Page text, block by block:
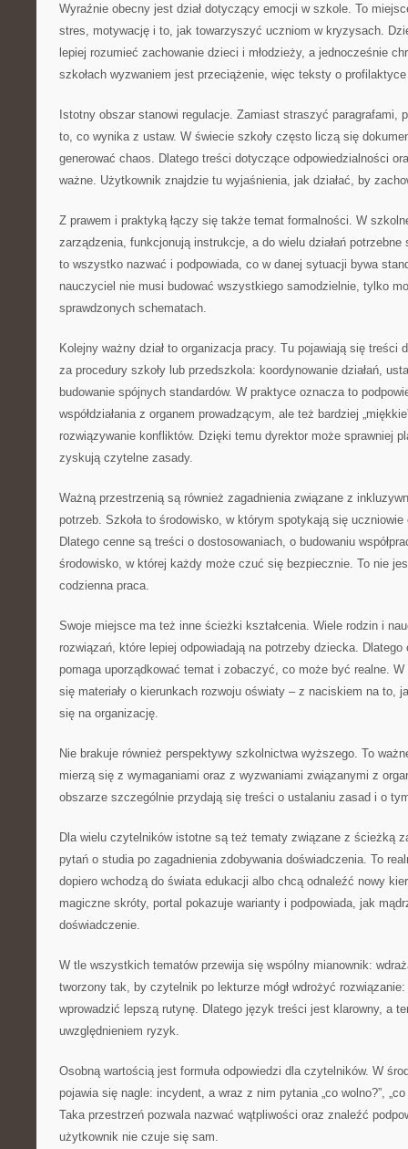
Wyraźnie obecny jest dział dotyczący emocji w szkole. To
stres, motywację i to, jak towarzyszyć uczniom w kryzysach.
lepiej rozumieć zachowanie dzieci i młodzieży, a jednocześnie
szkołach wyzwaniem jest przeciążenie, więc teksty o
Istotny obszar stanowi regulacje. Zamiast straszyć paragrafami,
to, co wynika z ustaw. W świecie szkoły często liczą się
generować chaos. Dlatego treści dotyczące odpowiedzialności
ważne. Użytkownik znajdzie tu wyjaśnienia, jak działać, by
Z prawem i praktyką łączy się także temat formalności. W
zarządzenia, funkcjonują instrukcje, a do wielu działań
to wszystko nazwać i podpowiada, co w danej sytuacji bywa
nauczyciel nie musi budować wszystkiego samodzielnie, tylko
sprawdzonych schematach.
Kolejny ważny dział to organizacja pracy. Tu pojawiają się treści
za procedury szkoły lub przedszkola: koordynowanie działań,
budowanie spójnych standardów. W praktyce oznacza to
współdziałania z organem prowadzącym, ale też bardziej
rozwiązywanie konfliktów. Dzięki temu dyrektor może sprawniej
zyskują czytelne zasady.
Ważną przestrzenią są również zagadnienia związane z
potrzeb. Szkoła to środowisko, w którym spotykają się
Dlatego cenne są treści o dostosowaniach, o budowaniu
środowisko, w której każdy może czuć się bezpiecznie. To nie
codzienna praca.
Swoje miejsce ma też inne ścieżki kształcenia. Wiele rodzin i
rozwiązań, które lepiej odpowiadają na potrzeby dziecka.
pomaga uporządkować temat i zobaczyć, co może być realne. W
się materiały o kierunkach rozwoju oświaty – z naciskiem na to,
się na organizację.
Nie brakuje również perspektywy szkolnictwa wyższego. To
mierzą się z wymaganiami oraz z wyzwaniami związanymi z
obszarze szczególnie przydają się treści o ustalaniu zasad i o
Dla wielu czytelników istotne są też tematy związane z ścieżką
pytań o studia po zagadnienia zdobywania doświadczenia. To
dopiero wchodzą do świata edukacji albo chcą odnaleźć nowy
magiczne skróty, portal pokazuje warianty i podpowiada, jak
doświadczenie.
W tle wszystkich tematów przewija się wspólny mianownik:
tworzony tak, by czytelnik po lekturze mógł wdrożyć
wprowadzić lepszą rutynę. Dlatego język treści jest klarowny, a
uwzględnieniem ryzyk.
Osobną wartością jest formuła odpowiedzi dla czytelników. W
pojawia się nagle: incydent, a wraz z nim pytania „co wolno?”, „co
Taka przestrzeń pozwala nazwać wątpliwości oraz znaleźć
użytkownik nie czuje się sam.